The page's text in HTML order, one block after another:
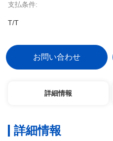
支払条件:
T/T
お問い合わせ
詳細情報
詳細情報